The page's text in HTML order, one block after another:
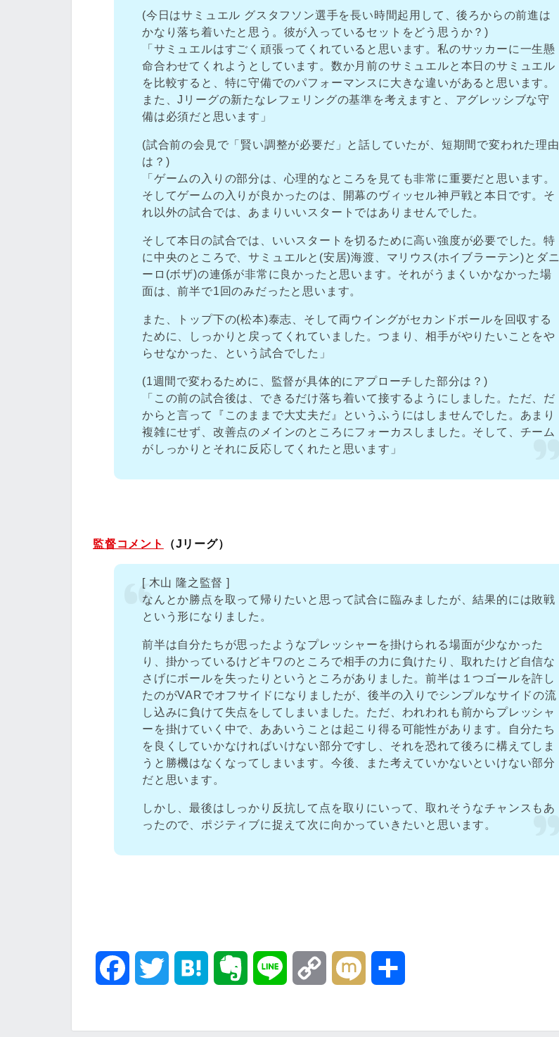
(今日はサミュエル グスタフソン選手を長い時間起用して、後ろからの前進は
かなり落ち着いたと思う。彼が入っているセットをどう思うか？)
「サミュエルはすごく頑張ってくれていると思います。私のサッカーに一生懸
命合わせてくれようとしています。数か月前のサミュエルと本日のサミュエル
を比較すると、特に守備でのパフォーマンスに大きな違いがあると思います。
また、Jリーグの新たなレフェリングの基準を考えますと、アグレッシブな守
備は必須だと思います」
(試合前の会見で「賢い調整が必要だ」と話していたが、短期間で変われた理由
は？)
「ゲームの入りの部分は、心理的なところを見ても非常に重要だと思います。
そしてゲームの入りが良かったのは、開幕のヴィッセル神戸戦と本日です。そ
れ以外の試合では、あまりいいスタートではありませんでした。
そして本日の試合では、いいスタートを切るために高い強度が必要でした。特
に中央のところで、サミュエルと(安居)海渡、マリウス(ホイブラーテン)とダニ
ーロ(ボザ)の連係が非常に良かったと思います。それがうまくいかなかった場
面は、前半で1回のみだったと思います。
また、トップ下の(松本)泰志、そして両ウイングがセカンドボールを回収する
ために、しっかりと戻ってくれていました。つまり、相手がやりたいことをや
らせなかった、という試合でした」
(1週間で変わるために、監督が具体的にアプローチした部分は？)
「この前の試合後は、できるだけ落ち着いて接するようにしました。ただ、だ
からと言って『このままで大丈夫だ』というふうにはしませんでした。あまり
複雑にせず、改善点のメインのところにフォーカスしました。そして、チーム
がしっかりとそれに反応してくれたと思います」
監督コメント （Jリーグ）
[ 木山 隆之監督 ]
なんとか勝点を取って帰りたいと思って試合に臨みましたが、結果的には敗戦
という形になりました。
前半は自分たちが思ったようなプレッシャーを掛けられる場面が少なかった
り、掛かっているけどキワのところで相手の力に負けたり、取れたけど自信な
さげにボールを失ったりというところがありました。前半は１つゴールを許し
たのがVARでオフサイドになりましたが、後半の入りでシンプルなサイドの流
し込みに負けて失点をしてしまいました。ただ、われわれも前からプレッシャ
ーを掛けていく中で、ああいうことは起こり得る可能性があります。自分たち
を良くしていかなければいけない部分ですし、それを恐れて後ろに構えてしま
うと勝機はなくなってしまいます。今後、また考えていかないといけない部分
だと思います。
しかし、最後はしっかり反抗して点を取りにいって、取れそうなチャンスもあ
ったので、ポジティブに捉えて次に向かっていきたいと思います。